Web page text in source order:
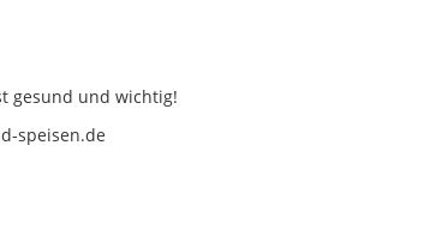
gesund und wichtig!
speisen.de